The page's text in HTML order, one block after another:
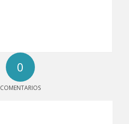
0
COMENTARIOS